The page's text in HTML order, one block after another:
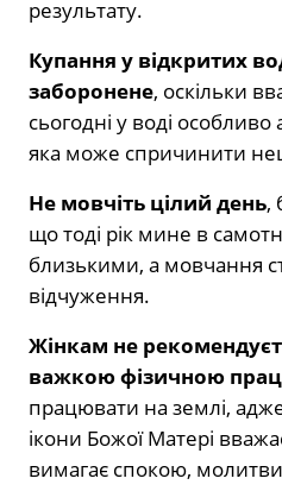
результату.
Купання у відкритих
заборонене, оскільки
сьогодні у воді
яка може спричинити
Не мовчіть цілий день,
що тоді рік мине в
близькими, а мовчання
відчуження.
Жінкам не
важкою фізичною
працювати на землі,
ікони Божої Матері
вимагає спокою, молитви